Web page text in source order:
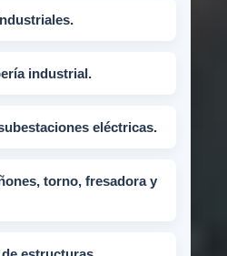
industrial.
eléctricas.
torno, fresadora y